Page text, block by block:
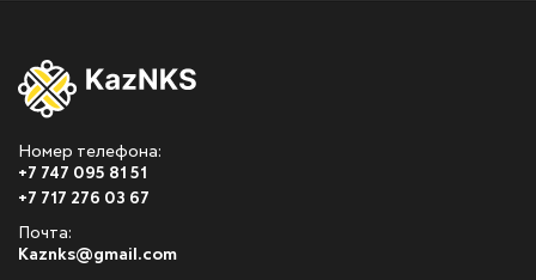
Номер телефона:
+7 747 095 81 51
+7 717 276 03 67
Почта:
Kaznks@gmail.com